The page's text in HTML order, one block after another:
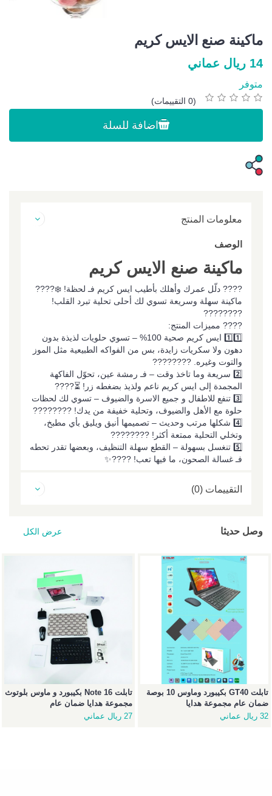
ماكينة صنع الايس كريم
14 ريال عماني
متوفر
(0 التقييمات)
اضافة للسلة
معلومات المنتج
الوصف
ماكينة صنع الايس كريم
???? دلّل عمرك وأهلك بأطيب ايس كريم فـ لحظة! ❄️????
ماكينة سهلة وسريعة تسوي لك أحلى تحلية تبرد القلب!
????????
???? مميزات المنتج:
1️⃣1️⃣ ايس كريم صحية 100% – تسوي حلويات لذيذة بدون
دهون ولا سكريات زايدة، بس من الفواكه الطبيعية مثل الموز
والتوت وغيره. ????????
2️⃣ سريعة وما تاخذ وقت – فـ رمشة عين، تحوّل الفاكهة
المجمدة إلى ايس كريم ناعم ولذيذ بضغطه زر! ⏳????
3️⃣ تنفع للاطفال و جميع الاسرة والضيوف – تسوي لك لحظات
حلوة مع الأهل والضيوف، وتحلية خفيفة من يدك! ????????
4️⃣ شكلها مرتب وحديث – تصميمها أنيق ويليق بأي مطبخ،
وتخلي التحلية ممتعة أكثر! ????????
5️⃣ تنغسل بسهولة – القطع سهلة التنظيف، وبعضها تقدر تحطه
فـ غسالة الصحون، ما فيها تعب! ????✨
التقييمات (0)
وصل حديثا عرض الكل
تابلت Note 16 بكيبورد و ماوس بلوتوث
مجموعة هدايا ضمان عام
27 ريال عماني
تابلت GT40 بكيبورد وماوس 10 بوصة
ضمان عام مجموعة هدايا
32 ريال عماني